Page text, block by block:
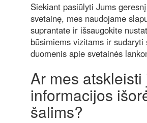
Siekiant pasiūlyti Jums
svetainę, mes naudojame
suprantate ir išsaugokite
būsimiems vizitams ir sudaryti
duomenis apie svetainės
Ar mes atskleisti
informacijos
šalims?